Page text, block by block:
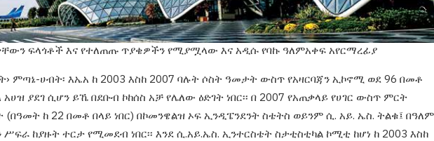
ፍላጎቶች እና የተለጠጡ ጥያቄዎችን የሚያሟላው እና አዲሱ የባኩ ዓለምአቀፍ አየርማረፊያ
› ምጣኔ-ሀብት፡ እኤአ ከ 2003 እስከ 2007 ባሉት ሶስት ዓመታት ውስጥ የአዛርባጃን ኢኮኖሚ ወደ 96 በመቶ
ያደገ ሲሆን ይኼ በደቡብ ኮከሰስ አቻ የሌለው ዕድገት ነበር፡፡ በ 2007 የአጠቃላይ የሀገር ውስጥ ምርት
(በዓመት ከ 22 በመቶ በላይ ነበር) በኮመንዌልዝ ኦፍ ኢንዲፔንደንት ስቴትስ ወይንም ሲ. አይ. ኤስ. ትልቁ፤ በዓለም
ሥፍራ ከያዙት ተርታ የሚመደብ ነበር፡፡ እንደ ሲ.አይ.ኤስ. ኢንተርስቴት ስታቲስቲካል ኮሚቲ ከሆነ ከ 2003 እስከ